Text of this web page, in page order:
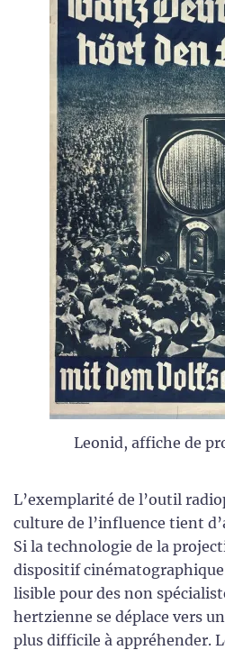
Leonid, affiche de
L’exemplarité de l’outil
culture de l’influence tient
Si la technologie de la
dispositif
lisible pour des non
hertzienne se déplace vers
plus difficile à appréhender.